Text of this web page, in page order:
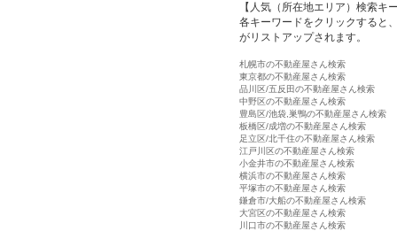
【人気（所在地エリア）検索キ
各キーワードをクリックすると
がリストアップされます。
札幌市の不動産屋さん検索
東京都の不動産屋さん検索
品川区/五反田の不動産屋さん検索
中野区の不動産屋さん検索
豊島区/池袋,巣鴨の不動産屋さん検索
板橋区/成増の不動産屋さん検索
足立区/北千住の不動産屋さん検索
江戸川区の不動産屋さん検索
小金井市の不動産屋さん検索
横浜市の不動産屋さん検索
平塚市の不動産屋さん検索
鎌倉市/大船の不動産屋さん検索
大宮区の不動産屋さん検索
川口市の不動産屋さん検索